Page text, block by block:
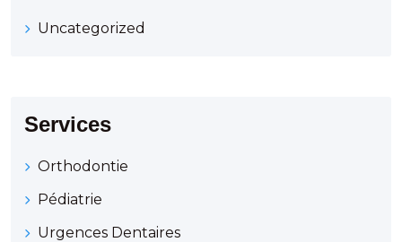
Uncategorized
Services
Orthodontie
Pédiatrie
Urgences Dentaires